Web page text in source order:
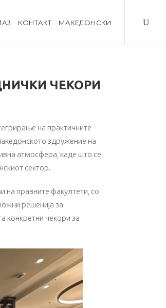
КОНТАКТ МАКЕДОНСКИ
ЧЕКОРИ
на практичните
здружение на
атмосфера, каде што се
сектор.
на правните факултети, со
решенија за
конкретни чекори за